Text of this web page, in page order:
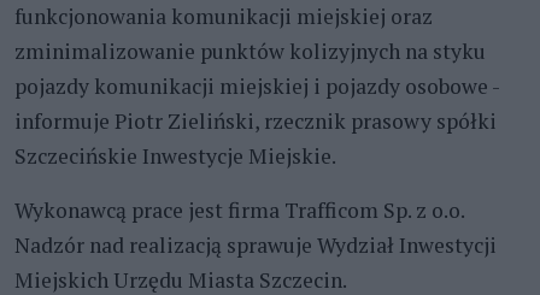
funkcjonowania komunikacji miejskiej oraz
zminimalizowanie punktów kolizyjnych na styku
pojazdy komunikacji miejskiej i pojazdy osobowe -
informuje Piotr Zieliński, rzecznik prasowy spółki
Szczecińskie Inwestycje Miejskie.
Wykonawcą prace jest firma Trafficom Sp. z o.o.
Nadzór nad realizacją sprawuje Wydział Inwestycji
Miejskich Urzędu Miasta Szczecin.